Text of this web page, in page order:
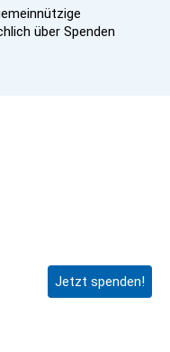
über Spenden
Jetzt spenden!